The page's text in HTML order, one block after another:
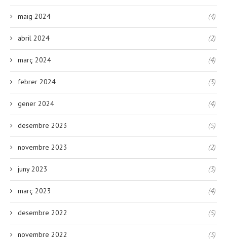
maig 2024 (4)
abril 2024 (2)
març 2024 (4)
febrer 2024 (3)
gener 2024 (4)
desembre 2023 (5)
novembre 2023 (2)
juny 2023 (3)
març 2023 (4)
desembre 2022 (5)
novembre 2022 (3)